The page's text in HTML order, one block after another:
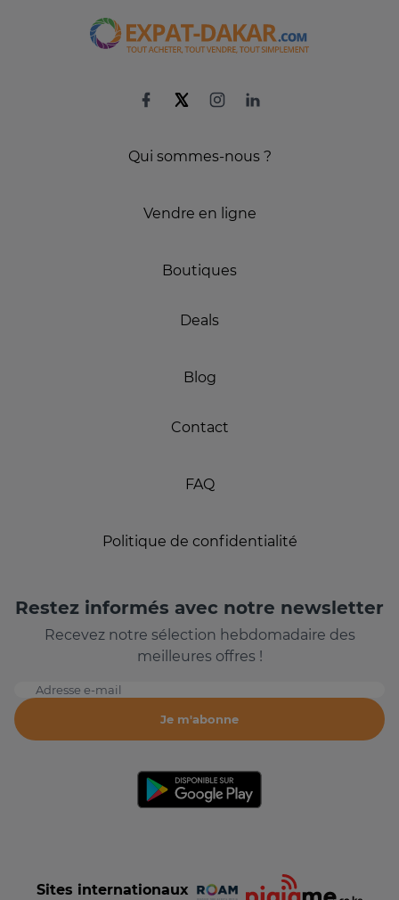
Qui sommes-nous ?
Vendre en ligne
Boutiques
Deals
Blog
Contact
FAQ
Politique de confidentialité
Restez informés avec notre newsletter
Recevez notre sélection hebdomadaire des
meilleures offres !
Adresse e-mail
Je m'abonne
Sites internationaux